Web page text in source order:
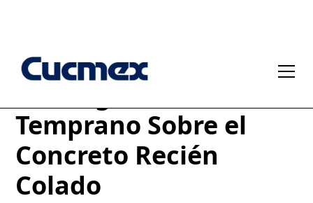
Temprano Sobre el
Concreto Recién
Colado